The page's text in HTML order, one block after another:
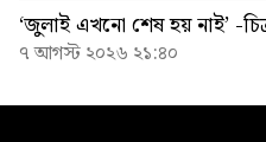
‘জুলাই এখনো শেষ হয় নাই’ -
৭ আগস্ট ২০২৬ ২১:৪০